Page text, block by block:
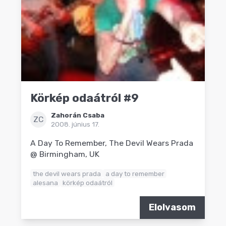
Körkép odaátról #9
ZC
Zahorán Csaba
2008. június 17.
A Day To Remember, The Devil Wears Prada
@ Birmingham, UK
the devil wears prada
a day to remember
alesana
körkép odaátról
Elolvasom